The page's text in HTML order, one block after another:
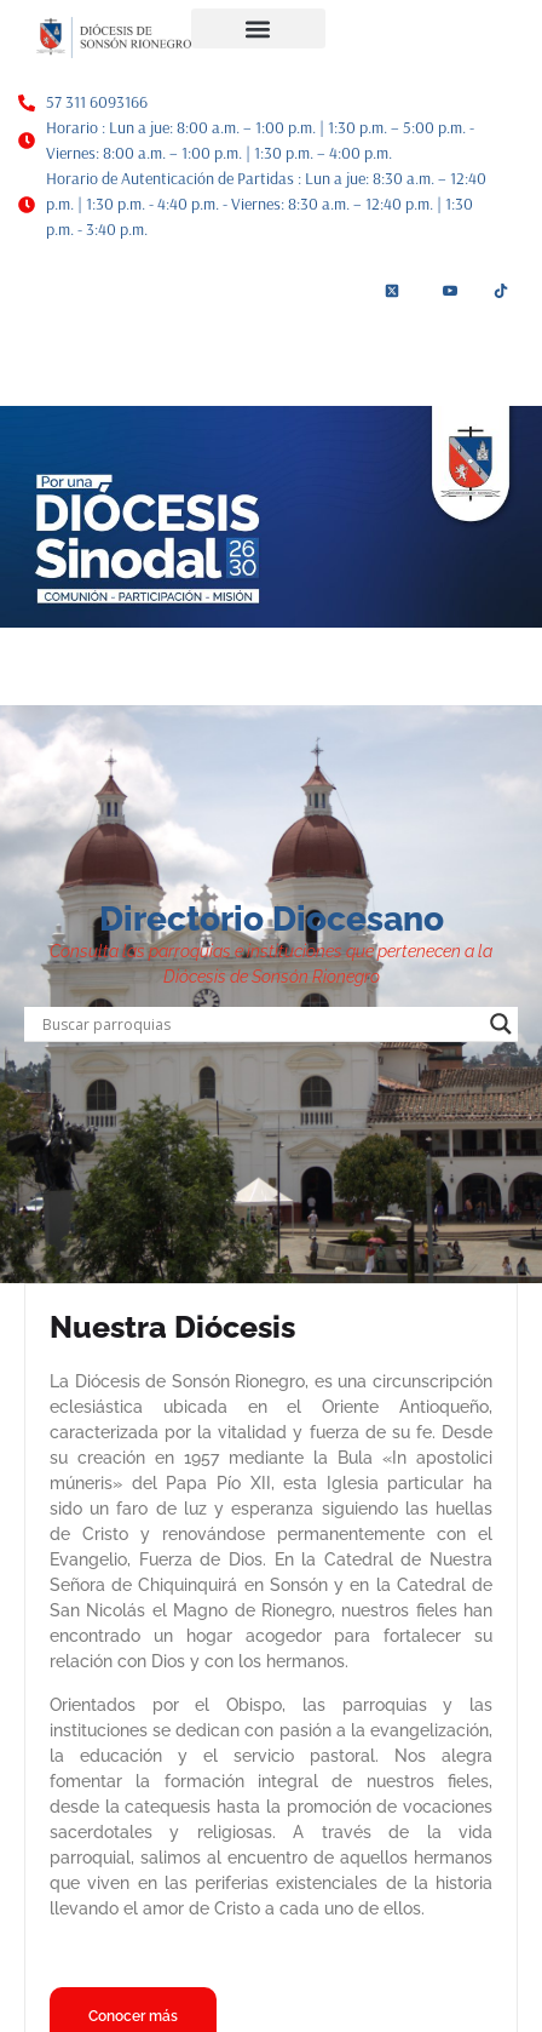
57 311 6093166
Horario : Lun a jue: 8:00 a.m. – 1:00 p.m. | 1:30 p.m. – 5:00 p.m. -
Viernes: 8:00 a.m. – 1:00 p.m. | 1:30 p.m. – 4:00 p.m.
Horario de Autenticación de Partidas : Lun a jue: 8:30 a.m. – 12:40
p.m. | 1:30 p.m. - 4:40 p.m. - Viernes: 8:30 a.m. – 12:40 p.m. | 1:30
p.m. - 3:40 p.m.
Directorio Diocesano
Consulta las parroquias e instituciones que pertenecen a la
Diócesis de Sonsón Rionegro
Nuestra Diócesis
La Diócesis de Sonsón Rionegro, es una circunscripción
eclesiástica ubicada en el Oriente Antioqueño,
caracterizada por la vitalidad y fuerza de su fe. Desde
su creación en 1957 mediante la Bula «In apostolici
múneris» del Papa Pío XII, esta Iglesia particular ha
sido un faro de luz y esperanza siguiendo las huellas
de Cristo y renovándose permanentemente con el
Evangelio, Fuerza de Dios. En la Catedral de Nuestra
Señora de Chiquinquirá en Sonsón y en la Catedral de
San Nicolás el Magno de Rionegro, nuestros fieles han
encontrado un hogar acogedor para fortalecer su
relación con Dios y con los hermanos.
Orientados por el Obispo, las parroquias y las
instituciones se dedican con pasión a la evangelización,
la educación y el servicio pastoral. Nos alegra
fomentar la formación integral de nuestros fieles,
desde la catequesis hasta la promoción de vocaciones
sacerdotales y religiosas. A través de la vida
parroquial, salimos al encuentro de aquellos hermanos
que viven en las periferias existenciales de la historia
llevando el amor de Cristo a cada uno de ellos.
Conocer más